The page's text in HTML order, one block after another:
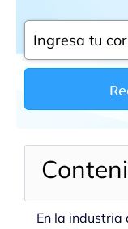
En la